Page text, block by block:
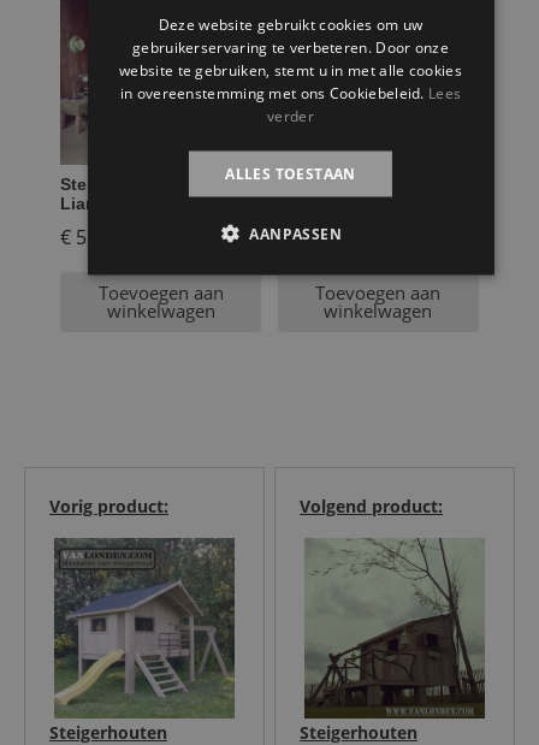
Steigerhouten tentbed
Liam
€ 524,95
Toevoegen aan
winkelwagen
Steigerhouten Wand
huisjes Flo
€949,95
Toevoegen aan
winkelwagen
Volgend product:
Steigerhouten
Vorig product:
Steigerhouten
Deze website gebruikt cookies om uw
gebruikerservaring te verbeteren. Door onze
website te gebruiken, stemt u in met alle cookies
in overeenstemming met ons Cookiebeleid. Lees
verder
ALLES TOESTAAN
AANPASSEN